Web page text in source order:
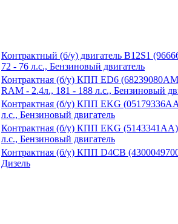
Контрактный (б/у) двигатель B12S1
72 - 76 л.с., Бензиновый двигатель
Контрактная (б/у) КПП ED6
RAM - 2.4л., 181 - 188 л.с., Бензиновый
Контрактная (б/у) КПП EKG
л.с., Бензиновый двигатель
Контрактная (б/у) КПП EKG
л.с., Бензиновый двигатель
Контрактная (б/у) КПП D4CB
Дизель